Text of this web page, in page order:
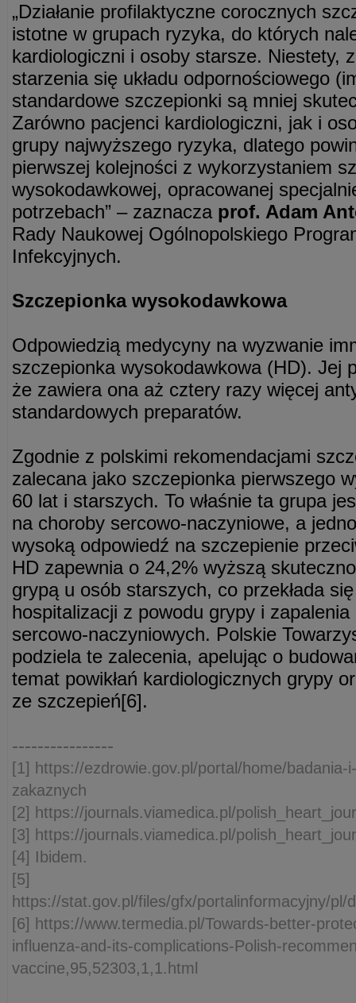
„Działanie profilaktyczne corocznych
istotne w grupach ryzyka, do których
kardiologiczni i osoby starsze. Niestety,
starzenia się układu odpornościowego
standardowe szczepionki są mniej
Zarówno pacjenci kardiologiczni, jak i
grupy najwyższego ryzyka, dlatego
pierwszej kolejności z wykorzystaniem
wysokodawkowej, opracowanej
potrzebach” – zaznacza prof. Adam
Rady Naukowej Ogólnopolskiego
Infekcyjnych.
Szczepionka wysokodawkowa
Odpowiedzią medycyny na wyzwanie
szczepionka wysokodawkowa (HD). Jej
że zawiera ona aż cztery razy więcej
standardowych preparatów.
Zgodnie z polskimi rekomendacjami
zalecana jako szczepionka pierwszego
60 lat i starszych. To właśnie ta grupa
na choroby sercowo-naczyniowe, a
wysoką odpowiedź na szczepienie
HD zapewnia o 24,2% wyższą
grypą u osób starszych, co przekłada
hospitalizacji z powodu grypy i
sercowo-naczyniowych. Polskie
podziela te zalecenia, apelując o
temat powikłań kardiologicznych grypy
ze szczepień[6].
----------------
[1] https://ezdrowie.gov.pl/portal/home/
zakaznych
[2] https://journals.viamedica.pl/
[3] https://journals.viamedica.pl/
[4] Ibidem.
[5]
https://stat.gov.pl/files/gfx/portalinformacyjny/
[6] https://www.termedia.pl/Towards-better-
influenza-and-its-complications-Polish-
vaccine,95,52303,1,1.html